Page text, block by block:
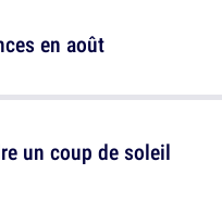
en août
un coup de soleil